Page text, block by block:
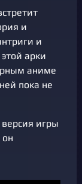
и
и
арки
аниме
пока не
игры